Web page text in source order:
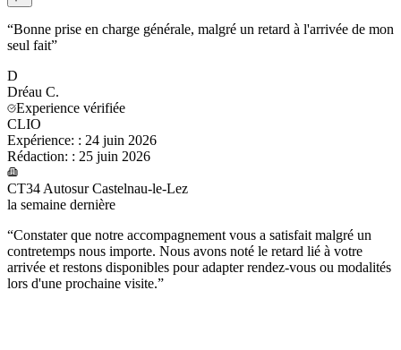
“Bonne prise en charge générale, malgré un retard à l'arrivée de mon
seul fait”
D
Dréau C.
Experience vérifiée
CLIO
Expérience: : 24 juin 2026
Rédaction: : 25 juin 2026
CT34 Autosur Castelnau-le-Lez
la semaine dernière
“Constater que notre accompagnement vous a satisfait malgré un
contretemps nous importe. Nous avons noté le retard lié à votre
arrivée et restons disponibles pour adapter rendez-vous ou modalités
lors d'une prochaine visite.”